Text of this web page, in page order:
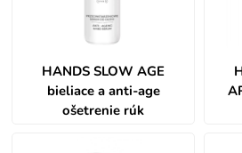
HANDS SLOW AGE
bieliace a anti-age
ošetrenie rúk